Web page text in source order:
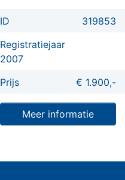
ID
319853
Registratiejaar
2007
Prijs
€ 1.900,-
Meer informatie